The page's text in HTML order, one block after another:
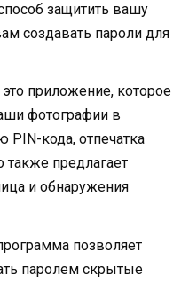
защитить вашу
создавать пароли для
приложение, которое
фотографии в
PIN-кода, отпечатка
также предлагает
и обнаружения
позволяет
паролем скрытые